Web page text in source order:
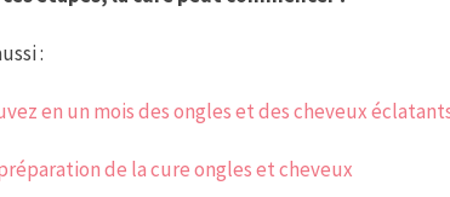
:
en un mois des ongles et des cheveux
de la cure ongles et cheveux